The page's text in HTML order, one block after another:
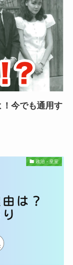
！今でも通用す
政治・皇室